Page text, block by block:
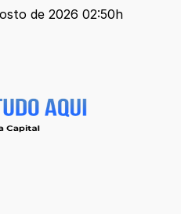
de 2026 02:50h